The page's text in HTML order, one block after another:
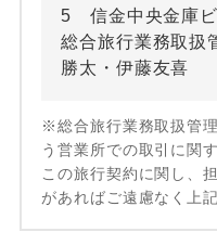
5 信金中央金庫
総合旅行業務取扱
勝太・伊藤友喜
※総合旅行業務取扱管
う営業所での取引に関
この旅行契約に関し、
があればご遠慮なく上